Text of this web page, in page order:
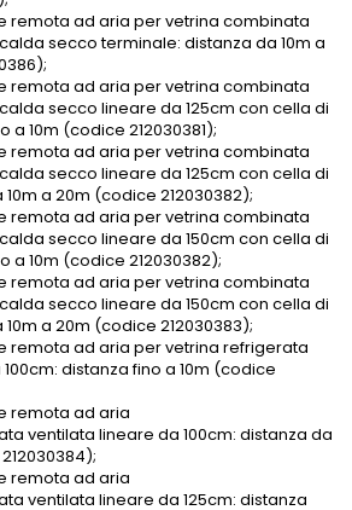
remota ad aria per vetrina combinata
secco terminale: distanza da 10m a
remota ad aria per vetrina combinata
secco lineare da 125cm con cella di
a 10m (codice 212030381);
remota ad aria per vetrina combinata
secco lineare da 125cm con cella di
a 20m (codice 212030382);
remota ad aria per vetrina combinata
secco lineare da 150cm con cella di
a 10m (codice 212030382);
remota ad aria per vetrina combinata
secco lineare da 150cm con cella di
a 20m (codice 212030383);
remota ad aria per vetrina refrigerata
distanza fino a 10m (codice
remota ad aria
ventilata lineare da 100cm: distanza da
remota ad aria
ventilata lineare da 125cm: distanza